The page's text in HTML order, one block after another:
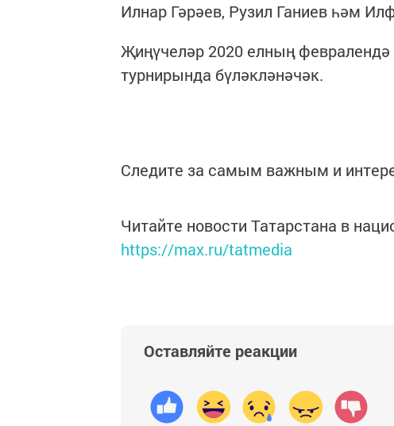
Илнар Гәрәев, Рузил Ганиев һәм
Җиңүчеләр 2020 елның
турнирында бүләкләнәчәк.
Следите за самым важным и
Читайте новости Татарстана в
https://max.ru/tatmedia
Оставляйте реакции